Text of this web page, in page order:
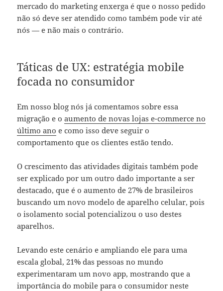
mercado do marketing enxerga é que o nosso pedido
não só deve ser atendido como também pode vir até
nós — e não mais o contrário.
Táticas de UX: estratégia mobile
focada no consumidor
Em nosso blog nós já comentamos sobre essa
migração e oaumento de novas lojas e-commerce no
último ano e como isso deve seguir o
comportamento que os clientes estão tendo.
O crescimento das atividades digitais também pode
ser explicado por um outro dado importante a ser
destacado, que é o aumento de 27% de brasileiros
buscando um novo modelo de aparelho celular, pois
o isolamento social potencializou o uso destes
aparelhos.
Levando este cenário e ampliando ele para uma
escala global, 21% das pessoas no mundo
experimentaram um novo app, mostrando que a
importância do mobile para o consumidor neste